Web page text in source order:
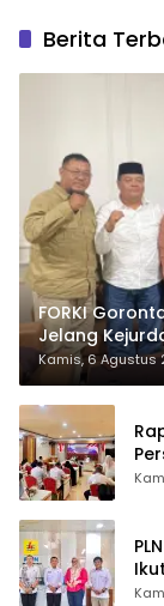
Berita
FORKI
Jelang
Kamis, 6 Agustus